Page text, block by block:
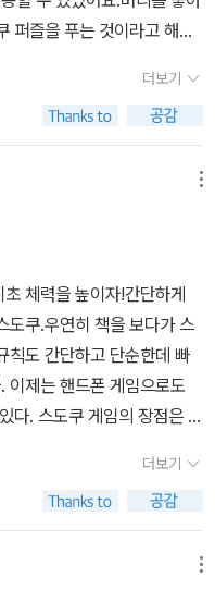
로부터 도서협찬을 받았고
많이 나오고 있지만 대다
다고 생각한다. 이 책에는
는 이 책을 풀면서 36칸과
에 감탄했다. 어떻게 이렇
풀면서 수학적 창의성이 생
출판사로부터 도서를 제공
퍼즐을 푸는 것이라고 해요.
중력, 창의력, 문제해결력
다.복잡한 문제들이 아닌데
가볍게 시작할 수 있기에 머
다는 생각이 들었어요.​어린
연습을 했다면 도전해볼 만
고 간단하지만, 퍼즐의 빈
를 규칙에 맞게 채워가야
로 넘어가니 아이가 많이 어
해결력을 키워가기로 했답
체력을 높여 주는 키즈프
급 이었습니다.​​​- 본 리뷰는
더보기
체력을 높이자!간단하게
도쿠.우연히 책을 보다가 스
칙도 간단하고 단순한데 빠
이제는 핸드폰 게임으로도
다. 스도쿠 게임의 장점은 짧
규칙은 간단하지만 수에 대
은 수학 퍼즐이라 아이에
더 쉽게 접하고 아이도 좋
생각하며 적으면 좋을 것
더보기